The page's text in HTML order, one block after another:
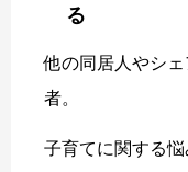
る
他の同居人やシ
者。
子育てに関する